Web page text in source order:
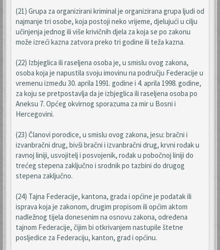
(21) Grupa za organizirani kriminal je organizirana grupa ljudi od
najmanje tri osobe, koja postoji neko vrijeme, djelujući u cilju
učinjenja jednog ili više krivičnih djela za koja se po zakonu
može izreći kazna zatvora preko tri godine ili teža kazna.
(22) Izbjeglica ili raseljena osoba je, u smislu ovog zakona,
osoba koja je napustila svoju imovinu na području Federacije u
vremenu između 30. aprila 1991. godine i 4. aprila 1998. godine,
za koju se pretpostavlja da je izbjeglica ili raseljena osoba po
Aneksu 7. Općeg okvirnog sporazuma za mir u Bosni i
Hercegovini.
(23) Članovi porodice, u smislu ovog zakona, jesu: bračni i
izvanbračni drug, bivši bračni i izvanbračni drug, krvni rođak u
ravnoj liniji, usvojitelj i posvojenik, rođak u pobočnoj liniji do
trećeg stepena zaključno i srodnik po tazbini do drugog
stepena zaključno.
(24) Tajna Federacije, kantona, grada i općine je podatak ili
isprava koja je zakonom, drugim propisom ili općim aktom
nadležnog tijela donesenim na osnovu zakona, određena
tajnom Federacije, čijim bi otkrivanjem nastupile štetne
posljedice za Federaciju, kanton, grad i općinu.